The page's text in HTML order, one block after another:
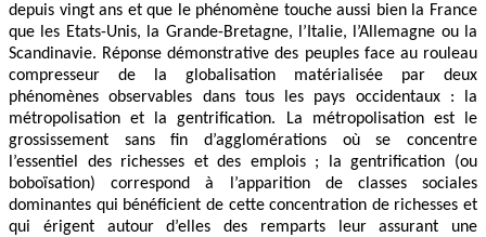
depuis vingt ans et que le phénomène touche aussi bien la France
que les Etats-Unis, la Grande-Bretagne, l’Italie, l’Allemagne ou la
Scandinavie. Réponse démonstrative des peuples face au rouleau
compresseur de la globalisation matérialisée par deux
phénomènes observables dans tous les pays occidentaux : la
métropolisation et la gentrification. La métropolisation est le
grossissement sans fin d’agglomérations où se concentre
l’essentiel des richesses et des emplois ; la gentrification (ou
boboïsation) correspond à l’apparition de classes sociales
dominantes qui bénéficient de cette concentration de richesses et
qui érigent autour d’elles des remparts leur assurant une